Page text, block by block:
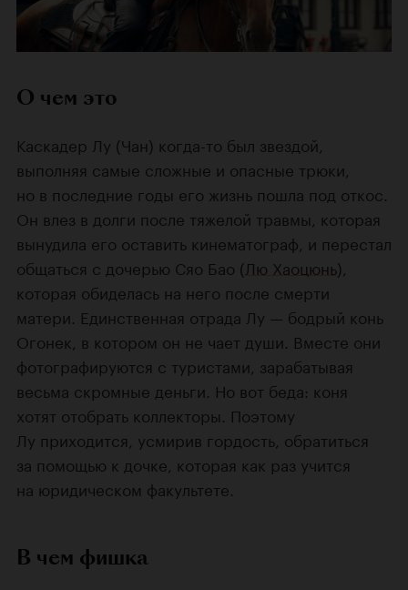
О чем это
Каскадер Лу (Чан) когда-то был звездой,
выполняя самые сложные и опасные трюки,
но в последние годы его жизнь пошла под откос.
Он влез в долги после тяжелой травмы, которая
вынудила его оставить кинематограф, и перестал
общаться с дочерью Сяо Бао (Лю Хаоцюнь),
которая обиделась на него после смерти
матери. Единственная отрада Лу — бодрый конь
Огонек, в котором он не чает души. Вместе они
фотографируются с туристами, зарабатывая
весьма скромные деньги. Но вот беда: коня
хотят отобрать коллекторы. Поэтому
Лу приходится, усмирив гордость, обратиться
за помощью к дочке, которая как раз учится
на юридическом факультете.
В чем фишка